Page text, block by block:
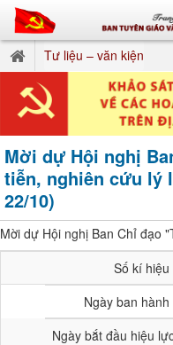
Tư liệu – văn kiện
Mời dự Hội nghị
tiễn, nghiên cứu lý
22/10)
Mời dự Hội nghị Ban Chỉ đạo
Số kí hiệu
Ngày ban hành
Ngày bắt đầu hiệu